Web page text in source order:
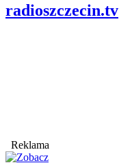
radioszczecin.tv
Reklama